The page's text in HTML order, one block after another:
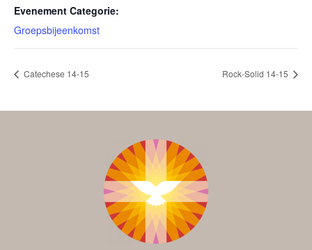
Evenement Categorie:
Groepsbijeenkomst
Catechese 14-15 Rock-Solid 14-15